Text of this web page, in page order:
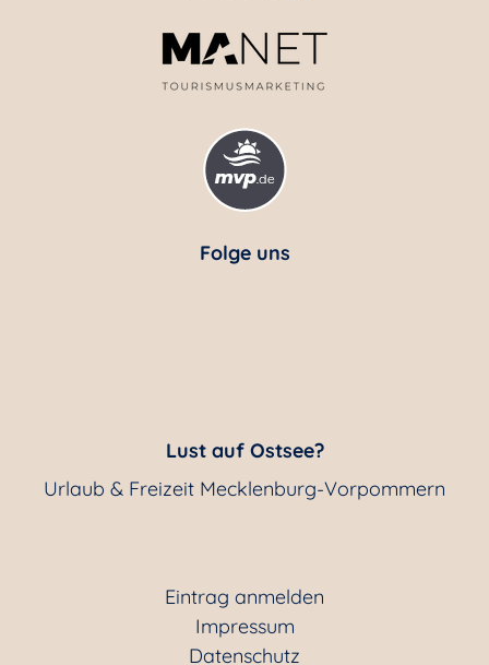
Folge uns
Lust auf Ostsee?
Urlaub & Freizeit Mecklenburg-Vorpommern
Eintrag anmelden
Impressum
Datenschutz